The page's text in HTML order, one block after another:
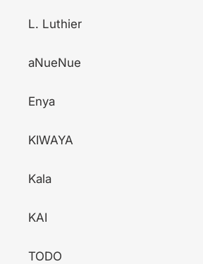
L. Luthier
aNueNue
Enya
KIWAYA
Kala
KAI
TODO